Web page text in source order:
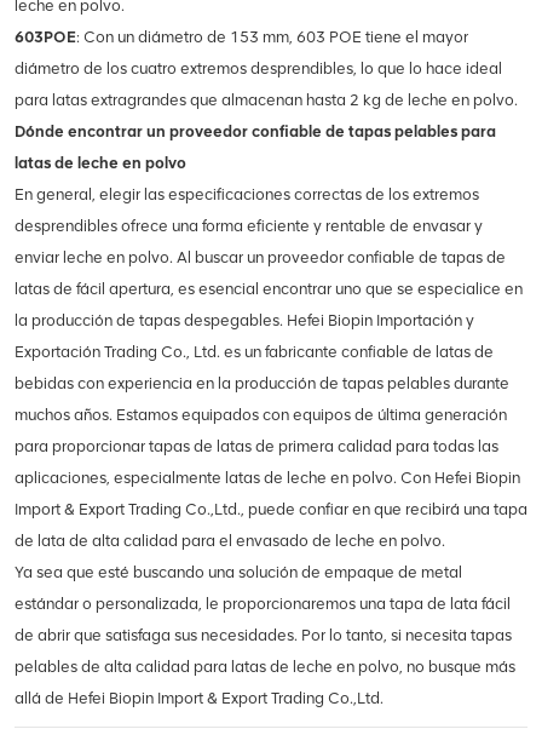
leche en polvo.
603POE: Con un diámetro de 153 mm, 603 POE tiene el mayor
diámetro de los cuatro extremos desprendibles, lo que lo hace ideal
para latas extragrandes que almacenan hasta 2 kg de leche en polvo.
Dónde encontrar un proveedor confiable de tapas pelables para
latas de leche en polvo
En general, elegir las especificaciones correctas de los extremos
desprendibles ofrece una forma eficiente y rentable de envasar y
enviar leche en polvo. Al buscar un proveedor confiable de tapas de
latas de fácil apertura, es esencial encontrar uno que se especialice en
la producción de tapas despegables. Hefei Biopin Importación y
Exportación Trading Co., Ltd. es un fabricante confiable de latas de
bebidas con experiencia en la producción de tapas pelables durante
muchos años. Estamos equipados con equipos de última generación
para proporcionar tapas de latas de primera calidad para todas las
aplicaciones, especialmente latas de leche en polvo. Con Hefei Biopin
Import & Export Trading Co.,Ltd., puede confiar en que recibirá una tapa
de lata de alta calidad para el envasado de leche en polvo.
Ya sea que esté buscando una solución de empaque de metal
estándar o personalizada, le proporcionaremos una tapa de lata fácil
de abrir que satisfaga sus necesidades. Por lo tanto, si necesita tapas
pelables de alta calidad para latas de leche en polvo, no busque más
allá de Hefei Biopin Import & Export Trading Co.,Ltd.